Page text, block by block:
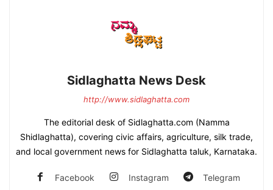
Sidlaghatta News Desk
http://www.sidlaghatta.com
The editorial desk of Sidlaghatta.com (Namma
Shidlaghatta), covering civic affairs, agriculture, silk trade,
and local government news for Sidlaghatta taluk, Karnataka.
Facebook Instagram Telegram